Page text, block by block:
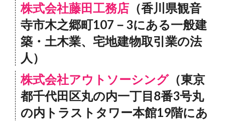
株式会社藤田工務店 （香川県観音
寺市木之郷町107－3にある一般建
築・土木業、宅地建物取引業の法
人）
株式会社アウトソーシング（東京
都千代田区丸の内一丁目8番3号丸
の内トラストタワー本館19階にあ